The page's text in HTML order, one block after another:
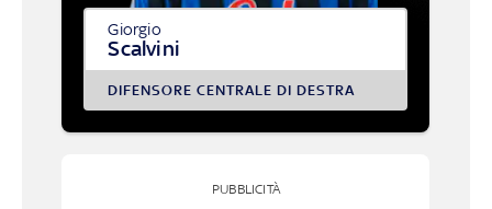
Giorgio
Scalvini
DIFENSORE CENTRALE DI DESTRA
PUBBLICITÀ